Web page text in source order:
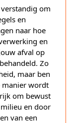
om
en
naar hoe
en
afval op
Zo
maar ben
manier wordt
om bewust
en door
van een